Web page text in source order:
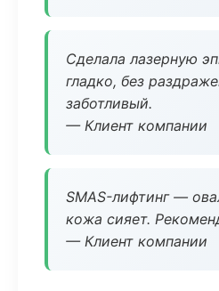
Сделала лазерную
гладко, без
заботливый.
— Клиент компании
SMAS-лифтинг —
кожа сияет.
— Клиент компании